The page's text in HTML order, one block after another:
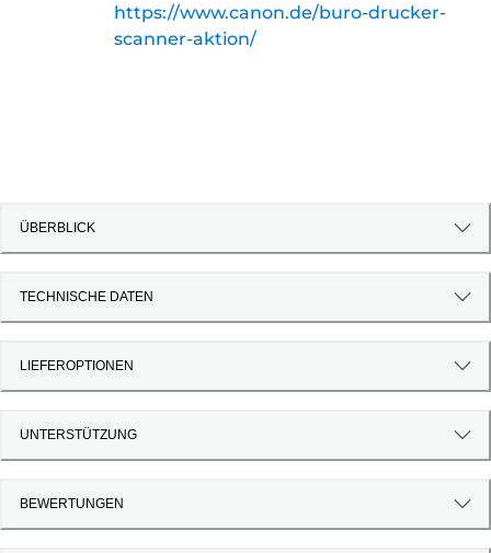
https://www.canon.de/buro-drucker-
scanner-aktion/
ÜBERBLICK
TECHNISCHE DATEN
LIEFEROPTIONEN
UNTERSTÜTZUNG
BEWERTUNGEN